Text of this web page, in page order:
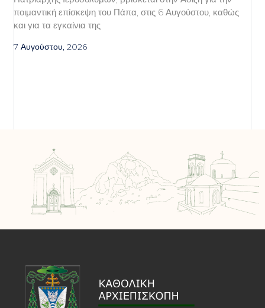
ποιμαντική επίσκεψη του Πάπα, στις 6 Αυγούστου, καθώς
και για τα εγκαίνια της
7 Αυγούστου, 2026